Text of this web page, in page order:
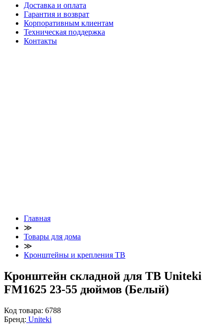
Доставка и оплата
Гарантия и возврат
Корпоративным клиентам
Техническая поддержка
Контакты
Главная
≫
Товары для дома
≫
Кронштейны и крепления ТВ
Кронштейн складной для ТВ Uniteki
FM1625 23-55 дюймов (Белый)
Код товара: 6788
Бренд: Uniteki